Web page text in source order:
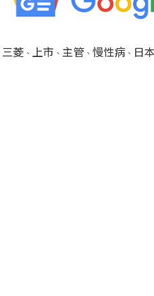
三菱 、 上市 、 主管 、 慢性病、 日本